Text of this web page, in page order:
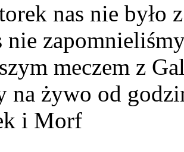
nas nie było
nie
meczem z
na żywo od
i Morf